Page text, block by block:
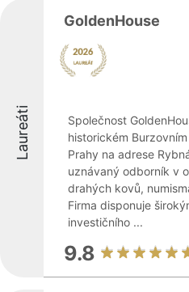
Laureáti
GoldenHouse
Společnost
historickém
Prahy na adrese
uznávaný odborník v
drahých kovů,
Firma disponuje
investičního ...
9.8